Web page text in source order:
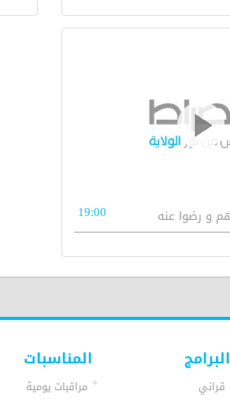
19:00
البرامج
قراني
المناسبات
مراقبات يومية